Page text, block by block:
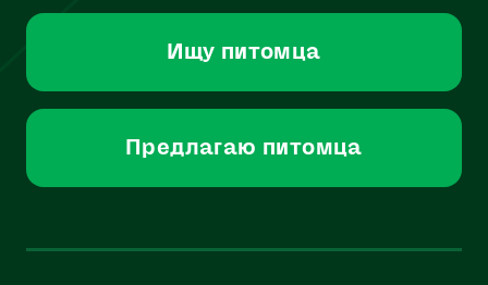
Ищу питомца
Предлагаю питомца